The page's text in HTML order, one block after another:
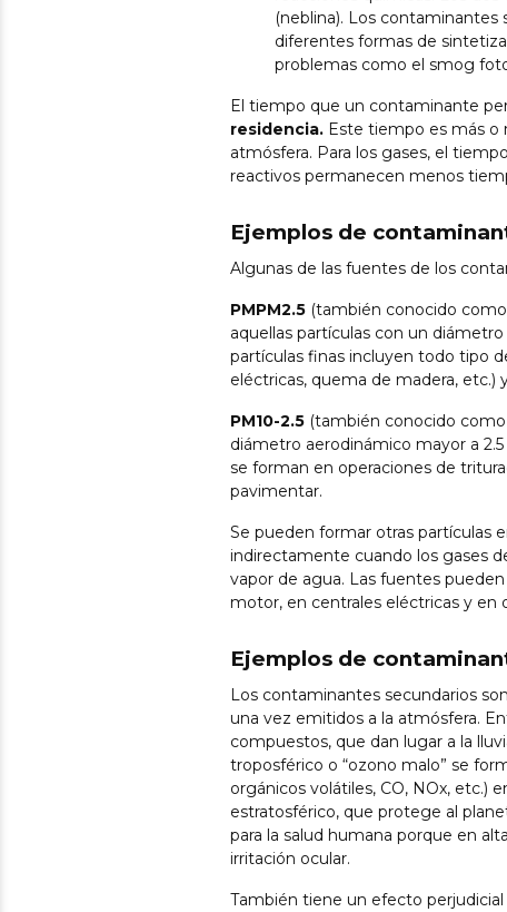
(neblina). Los
diferentes formas de
problemas como el smog
El tiempo que un contaminante
residencia. Este tiempo es más
atmósfera. Para los gases, el
reactivos permanecen menos
Ejemplos de
Algunas de las fuentes de los
PMPM2.5 (también conocido
aquellas partículas con un
partículas finas incluyen todo tipo
eléctricas, quema de madera, etc.)
PM10-2.5 (también conocido
diámetro aerodinámico mayor a
se forman en operaciones de
pavimentar.
Se pueden formar otras partículas
indirectamente cuando los gases
vapor de agua. Las fuentes
motor, en centrales eléctricas y en
Ejemplos de
Los contaminantes secundarios
una vez emitidos a la atmósfera.
compuestos, que dan lugar a la
troposférico o “ozono malo” se
orgánicos volátiles, CO, NOx, etc.)
estratosférico, que protege al
para la salud humana porque en
irritación ocular.
También tiene un efecto